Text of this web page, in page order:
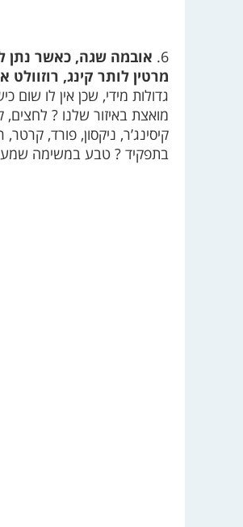
6. אובמה שגה, כאשר נתן
מרטין לותר קינג,
גדולות מידי, שכן אין לו
מואצת באיזור שלנו ? לחצים,
קיסינג’ר, ניקסון, פורד, קרטר,
בתפקיד ? טבע במשימה שמעל